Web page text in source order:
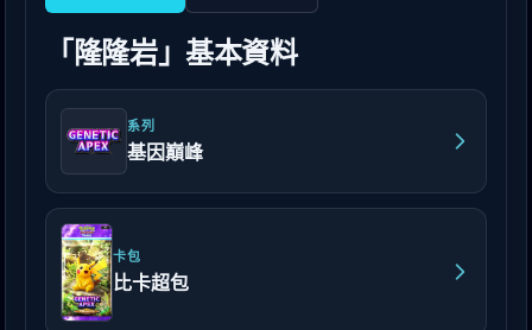
「隆隆岩」基本資料
系列
基因巔峰
卡包
比卡超包